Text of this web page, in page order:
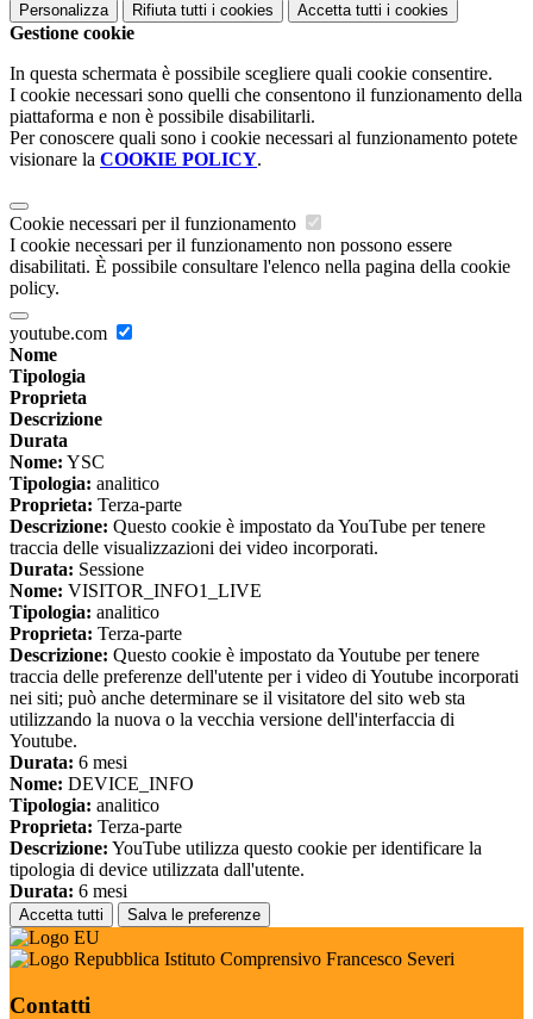
Personalizza Rifiuta tutti i cookies Accetta tutti i cookies
Gestione cookie
In questa schermata è possibile scegliere quali cookie consentire.
I cookie necessari sono quelli che consentono il funzionamento della
piattaforma e non è possibile disabilitarli.
Per conoscere quali sono i cookie necessari al funzionamento potete
visionare la COOKIE POLICY.
Cookie necessari per il funzionamento
I cookie necessari per il funzionamento non possono essere
disabilitati. È possibile consultare l'elenco nella pagina della cookie
policy.
youtube.com
Nome
Tipologia
Proprieta
Descrizione
Durata
Nome: YSC
Tipologia: analitico
Proprieta: Terza-parte
Descrizione: Questo cookie è impostato da YouTube per tenere
traccia delle visualizzazioni dei video incorporati.
Durata: Sessione
Nome: VISITOR_INFO1_LIVE
Tipologia: analitico
Proprieta: Terza-parte
Descrizione: Questo cookie è impostato da Youtube per tenere
traccia delle preferenze dell'utente per i video di Youtube incorporati
nei siti; può anche determinare se il visitatore del sito web sta
utilizzando la nuova o la vecchia versione dell'interfaccia di
Youtube.
Durata: 6 mesi
Nome: DEVICE_INFO
Tipologia: analitico
Proprieta: Terza-parte
Descrizione: YouTube utilizza questo cookie per identificare la
tipologia di device utilizzata dall'utente.
Durata: 6 mesi
Accetta tutti Salva le preferenze
Istituto Comprensivo Francesco Severi
Contatti